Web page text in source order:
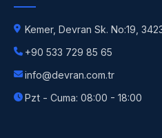
Kemer, Devran Sk. No:19,
+90 533 729 85 65
info@devran.com.tr
Pzt - Cuma: 08:00 - 18:00